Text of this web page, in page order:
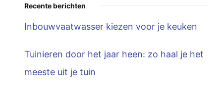
Recente berichten
Inbouwvaatwasser kiezen voor je keuken
Tuinieren door het jaar heen: zo haal je het
meeste uit je tuin